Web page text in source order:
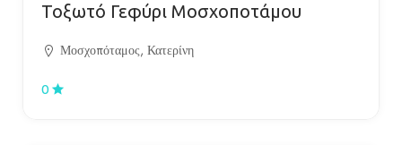
Τοξωτό Γεφύρι Μοσχοποτάμου
Μοσχοπόταμος, Κατερίνη
0